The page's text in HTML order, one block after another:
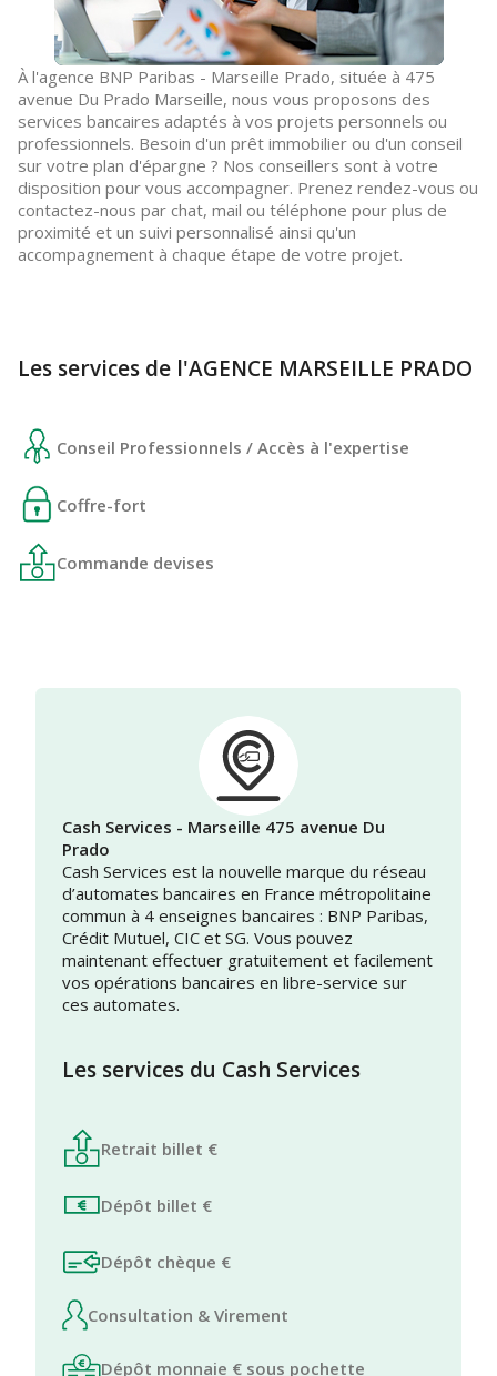
À l'agence BNP Paribas - Marseille Prado, située à 475
avenue Du Prado Marseille, nous vous proposons des
services bancaires adaptés à vos projets personnels ou
professionnels. Besoin d'un prêt immobilier ou d'un conseil
sur votre plan d'épargne ? Nos conseillers sont à votre
disposition pour vous accompagner. Prenez rendez-vous ou
contactez-nous par chat, mail ou téléphone pour plus de
proximité et un suivi personnalisé ainsi qu'un
accompagnement à chaque étape de votre projet.
Les services de l'AGENCE MARSEILLE PRADO
Conseil Professionnels / Accès à l'expertise
Coffre-fort
Commande devises
Cash Services - Marseille 475 avenue Du
Prado
Cash Services est la nouvelle marque du réseau
d’automates bancaires en France métropolitaine
commun à 4 enseignes bancaires : BNP Paribas,
Crédit Mutuel, CIC et SG. Vous pouvez
maintenant effectuer gratuitement et facilement
vos opérations bancaires en libre-service sur
ces automates.
Les services du Cash Services
Retrait billet €
Dépôt billet €
Dépôt chèque €
Consultation & Virement
Dépôt monnaie € sous pochette